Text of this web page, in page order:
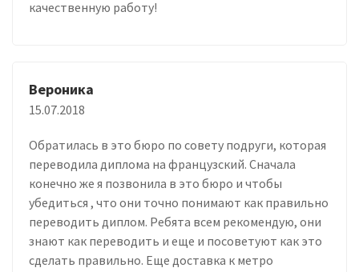
качественную работу!
Вероника
15.07.2018
Обратилась в это бюро по совету подруги, которая
переводила диплома на французский. Сначала
конечно же я позвонила в это бюро и чтобы
убедиться , что они точно понимают как правильно
переводить диплом. Ребята всем рекомендую, они
знают как переводить и еще и посоветуют как это
сделать правильно. Еще доставка к метро